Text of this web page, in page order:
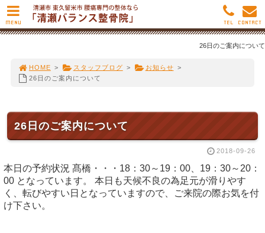
26日のご案内について
HOME > スタッフブログ > お知らせ >
26日のご案内について
26日のご案内について
2018-09-26
本日の予約状況 髙橋・・・18：30～19：00、19：30～20：
00 となっています。 本日も天候不良の為足元が滑りやす
く、転びやすい日となっていますので、ご来院の際お気を付
け下さい。
MENU CONTACT
TEL